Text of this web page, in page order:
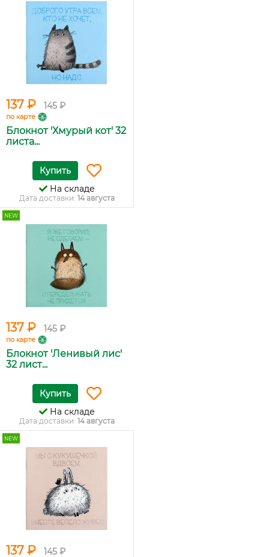
137 ₽ 145 ₽
по карте
Блокнот 'Хмурый кот' 32
листа...
Купить
На складе
Дата доставки: 14 августа
NEW
137 ₽ 145 ₽
по карте
Блокнот 'Ленивый лис'
32 лист...
Купить
На складе
Дата доставки: 14 августа
NEW
137 ₽ 145 ₽